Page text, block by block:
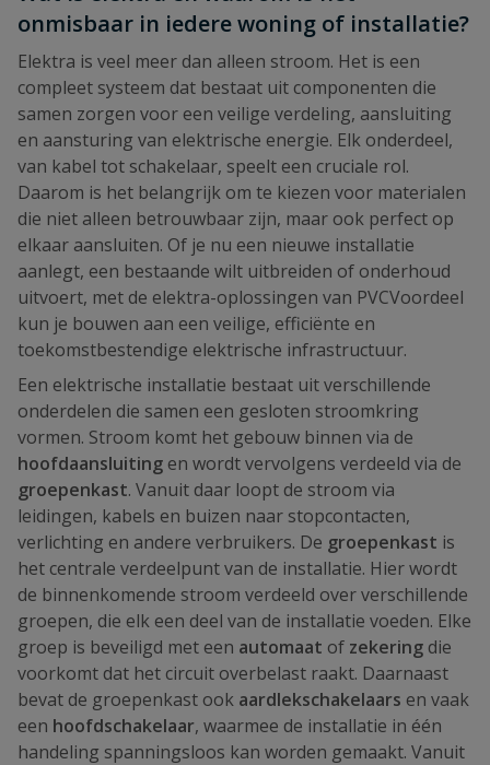
onmisbaar in iedere woning of installatie?
Elektra is veel meer dan alleen stroom. Het is een
compleet systeem dat bestaat uit componenten die
samen zorgen voor een veilige verdeling, aansluiting
en aansturing van elektrische energie. Elk onderdeel,
van kabel tot schakelaar, speelt een cruciale rol.
Daarom is het belangrijk om te kiezen voor materialen
die niet alleen betrouwbaar zijn, maar ook perfect op
elkaar aansluiten. Of je nu een nieuwe installatie
aanlegt, een bestaande wilt uitbreiden of onderhoud
uitvoert, met de elektra-oplossingen van PVCVoordeel
kun je bouwen aan een veilige, efficiënte en
toekomstbestendige elektrische infrastructuur.
Een elektrische installatie bestaat uit verschillende
onderdelen die samen een gesloten stroomkring
vormen. Stroom komt het gebouw binnen via de
hoofdaansluiting en wordt vervolgens verdeeld via de
groepenkast. Vanuit daar loopt de stroom via
leidingen, kabels en buizen naar stopcontacten,
verlichting en andere verbruikers. De groepenkast is
het centrale verdeelpunt van de installatie. Hier wordt
de binnenkomende stroom verdeeld over verschillende
groepen, die elk een deel van de installatie voeden. Elke
groep is beveiligd met een automaat of zekering die
voorkomt dat het circuit overbelast raakt. Daarnaast
bevat de groepenkast ook aardlekschakelaars en vaak
een hoofdschakelaar, waarmee de installatie in één
handeling spanningsloos kan worden gemaakt. Vanuit